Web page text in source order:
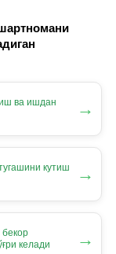
ва ишдан
→
кутиш
→
келади →